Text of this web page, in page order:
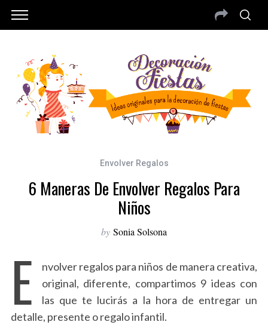
Envolver Regalos
6 Maneras De Envolver Regalos Para
Niños
by Sonia Solsona
E
nvolver regalos para niños de manera creativa,
original, diferente, compartimos 9 ideas con
las que te lucirás a la hora de entregar un
detalle, presente o regalo infantil.